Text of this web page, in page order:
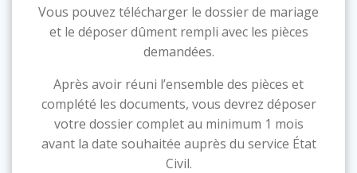
Vous pouvez télécharger le dossier de mariage
et le déposer dûment rempli avec les pièces
demandées.
Après avoir réuni l’ensemble des pièces et
complété les documents, vous devrez déposer
votre dossier complet au minimum 1 mois
avant la date souhaitée auprès du service État
Civil.